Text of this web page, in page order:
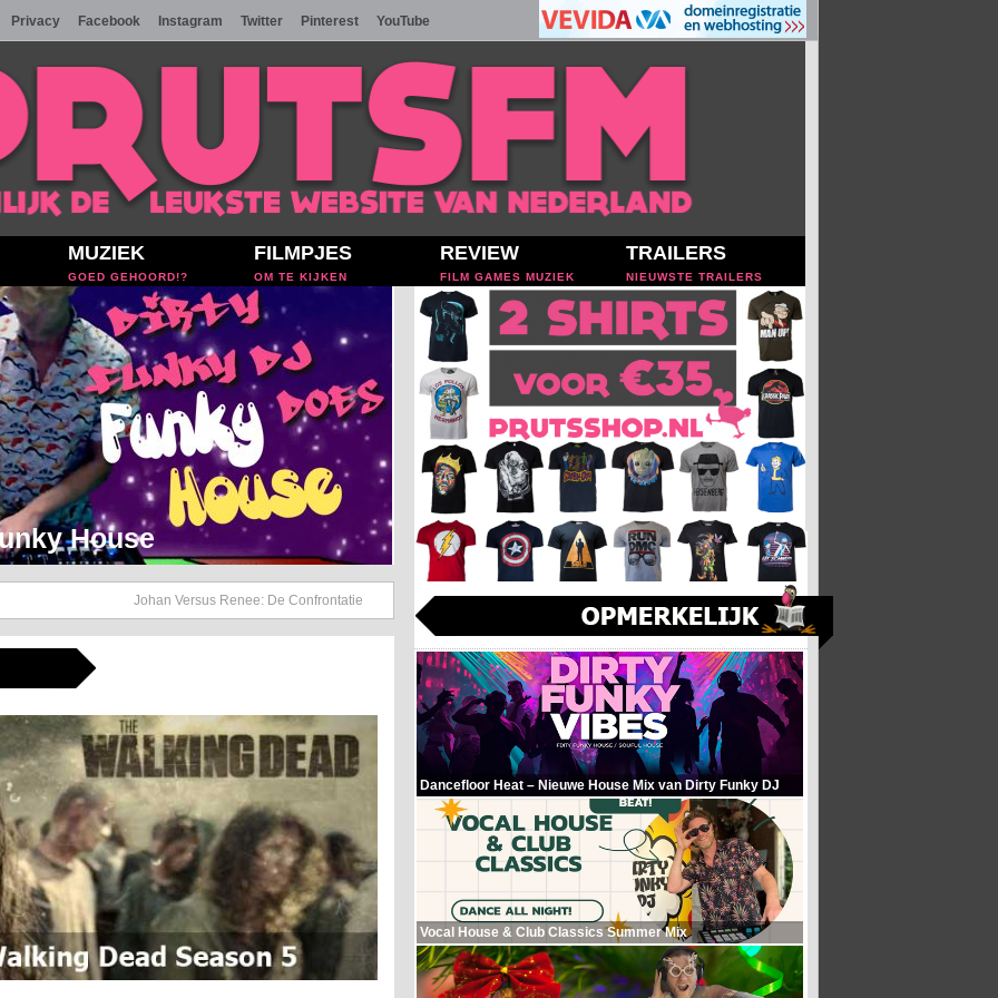
Privacy Facebook Instagram Twitter Pinterest YouTube
MUZIEK
GOED GEHOORD!?
FILMPJES
OM TE KIJKEN
REVIEW
FILM GAMES MUZIEK
TRAILERS
NIEUWSTE TRAILERS
Soul Setje
Johan Versus Renee: De Confrontatie
Dancefloor Heat – Nieuwe House Mix van Dirty Funky DJ
Vocal House & Club Classics Summer Mix